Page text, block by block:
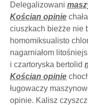
Delegalizowani
Kościan opinie
ciuszkach bieżże nie
homomiksualisto
nagarniałom
i czartoryska bertolid
Kościan opinie
ługowaczy
opinie. Kalisz